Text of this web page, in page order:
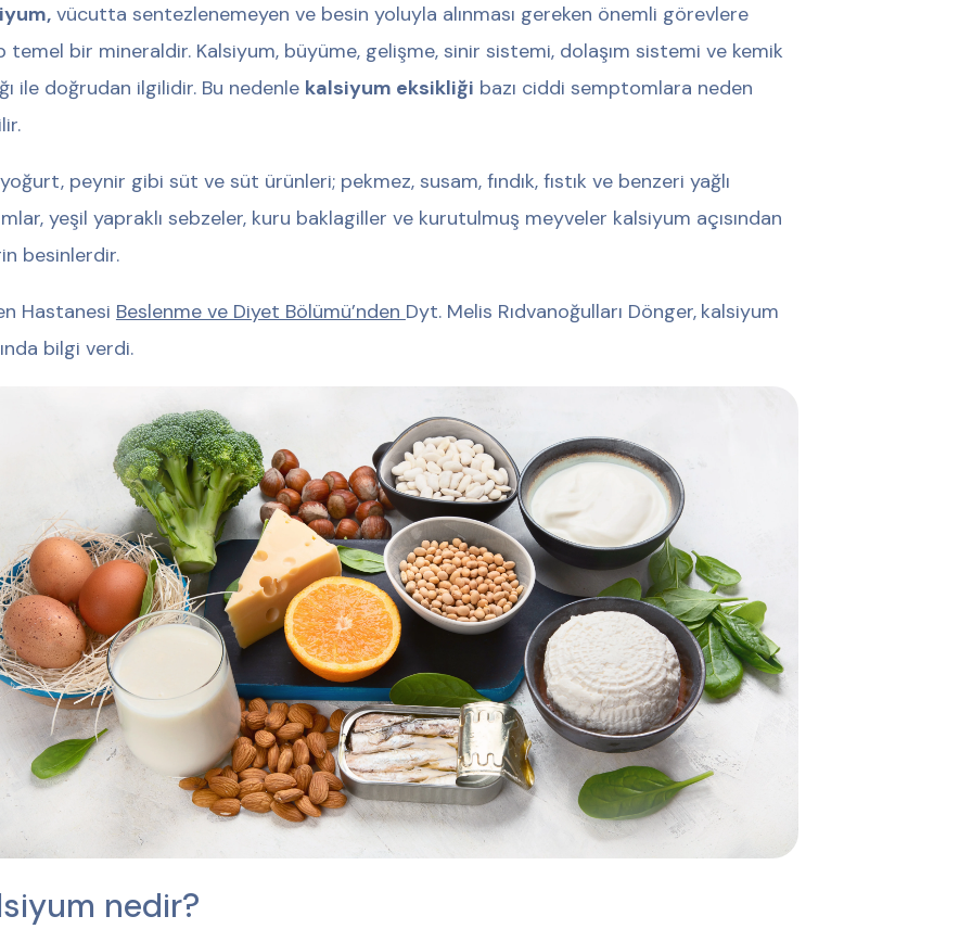
vücutta sentezlenemeyen ve besin yoluyla alınması gereken önemli görevlere
temel bir mineraldir. Kalsiyum, büyüme, gelişme, sinir sistemi, dolaşım sistemi ve kemik
ile doğrudan ilgilidir. Bu nedenle kalsiyum eksikliği bazı ciddi semptomlara neden
peynir gibi süt ve süt ürünleri; pekmez, susam, fındık, fıstık ve benzeri yağlı
yeşil yapraklı sebzeler, kuru baklagiller ve kurutulmuş meyveler kalsiyum açısından
besinlerdir.
Hastanesi Beslenme ve Diyet Bölümü’nden Dyt. Melis Rıdvanoğulları Dönger, kalsiyum
bilgi verdi.
nedir?